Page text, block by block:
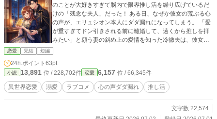
のことが大好きすぎて脳内で限界推し活を繰り広げているだ
けの「残念な夫人」だった！ ある日、なぜか彼女の荒ぶる心
の声が、エリュシオン本人にダダ漏れになってしまう。 「愛
が重すぎてドン引きされる前に離婚して、遠くから推しを拝
みたい」と願う妻の斜め上の愛情を知った冷徹夫は、彼女を
絶対に逃がさないよう、密かに怒涛の溺愛包囲網を敷き始め
て――！？ 絶対に離婚したくない（独占欲全開の）夫と、好
きすぎて離婚したい（推し活脳の）妻。 ダダ漏れの心の声が
引き起こす、すれ違っているのに完全両思いな溺愛ラブコメ
ディ！
恋愛 完結 短編
24h.ポイント 63pt
小説 13,891 位 / 228,702件 恋愛 6,157 位 / 66,345件
異世界恋愛 溺愛 ラブコメ 心の声ダダ漏れ 推し活
文字数 22,574